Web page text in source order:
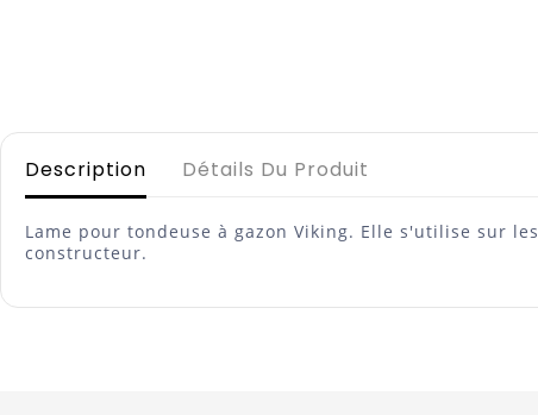
Description Détails Du Produit
Lame pour tondeuse à gazon Viking. Elle s'utilise sur
constructeur.